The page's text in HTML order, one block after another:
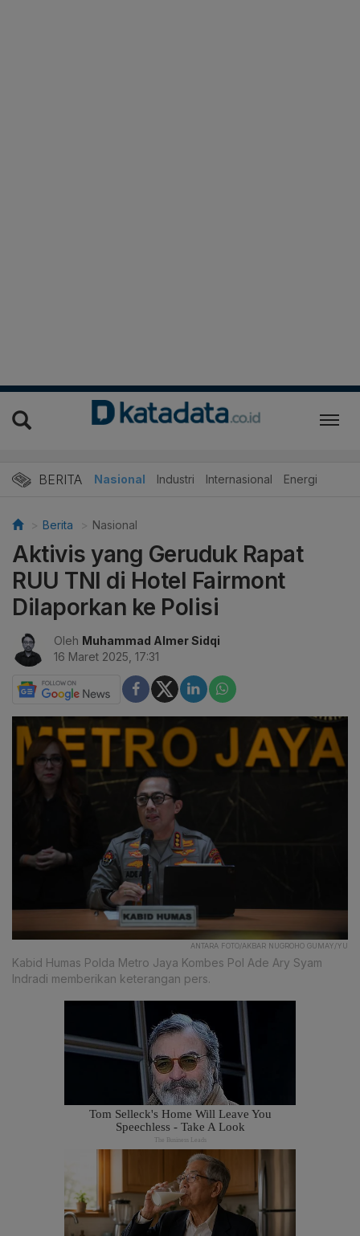
BERITA Nasional Industri Internasional Energi
Berita Nasional
Aktivis yang Geruduk Rapat
RUU TNI di Hotel Fairmont
Dilaporkan ke Polisi
Oleh Muhammad Almer Sidqi
16 Maret 2025, 17:31
ANTARA FOTO/AKBAR NUGROHO GUMAY/YU
Kabid Humas Polda Metro Jaya Kombes Pol Ade Ary Syam
Indradi memberikan keterangan pers.